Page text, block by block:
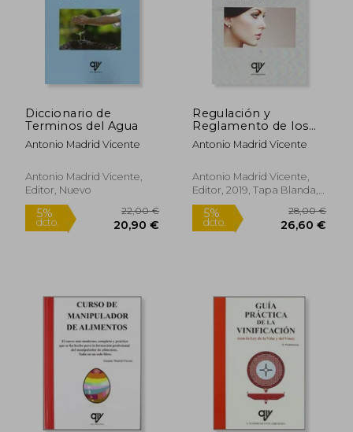
dcto.
Diccionario de
Terminos del Agua
Antonio Madrid Vicente
Antonio Madrid Vicente,
Editor, Nuevo
Regulación y
Reglamento de los
Productos
Cosméticos
Antonio Madrid Vicente
Antonio Madrid Vicente,
Editor, 2019, Tapa Blanda,
Nuevo